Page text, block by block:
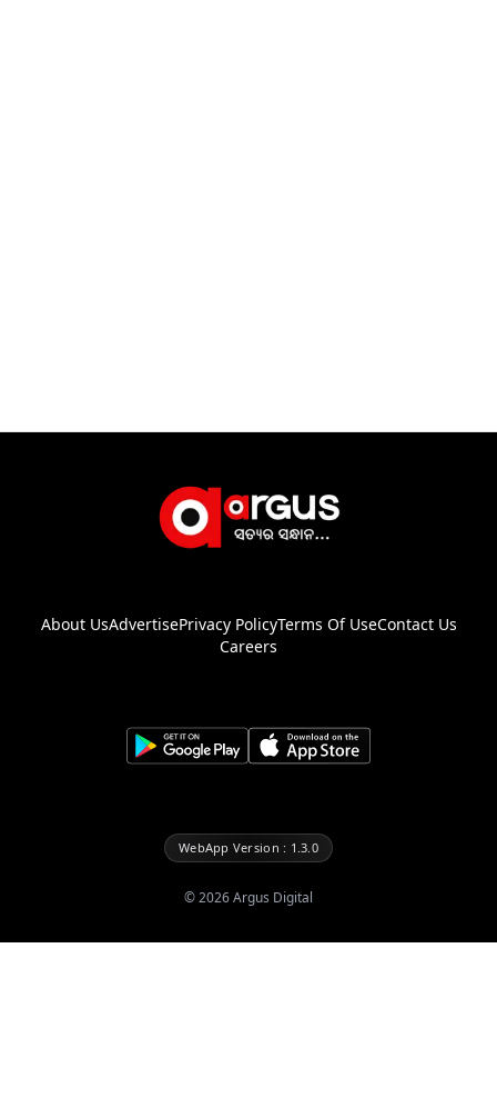
About UsAdvertisePrivacy PolicyTerms Of UseContact Us
Careers
WebApp Version : 1.3.0
©2026Argus Digital